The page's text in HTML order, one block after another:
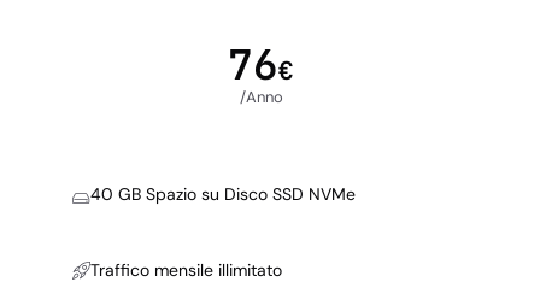
76€
/Anno
40 GB Spazio su Disco SSD NVMe
Traffico mensile illimitato